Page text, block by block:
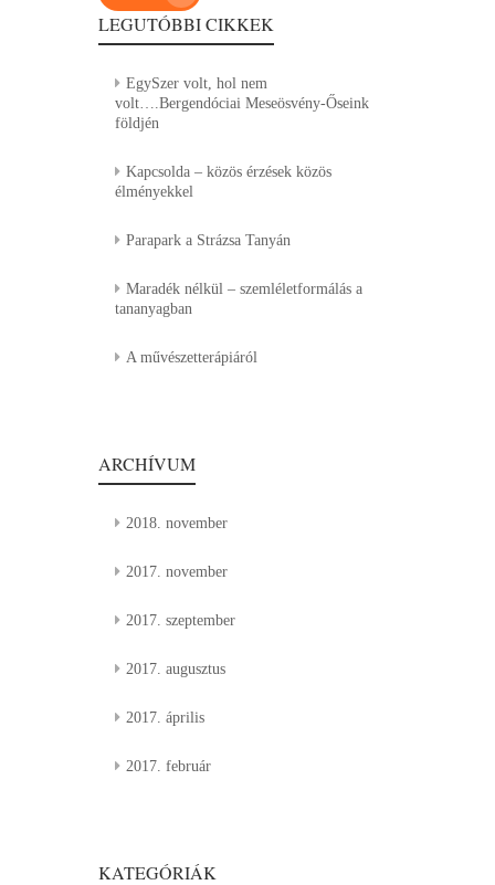
LEGUTÓBBI CIKKEK
EgySzer volt, hol nem
volt….Bergendóciai Meseösvény-Őseink
földjén
Kapcsolda – közös érzések közös
élményekkel
Parapark a Strázsa Tanyán
Maradék nélkül – szemléletformálás a
tananyagban
A művészetterápiáról
ARCHÍVUM
2018. november
2017. november
2017. szeptember
2017. augusztus
2017. április
2017. február
KATEGÓRIÁK